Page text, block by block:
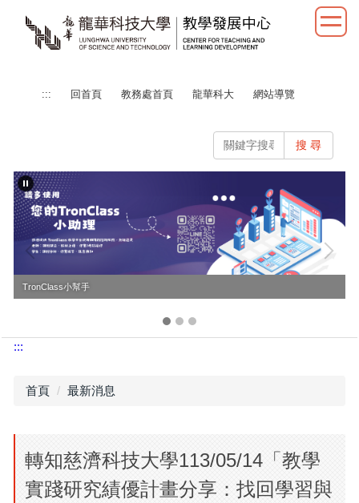
::: 回首頁 教務處首頁 龍華科大 網站導覽
搜 尋
TronClass小幫手
:::
首頁 最新消息
轉知慈濟科技大學113/05/14「教學
實踐研究績優計畫分享：找回學習與